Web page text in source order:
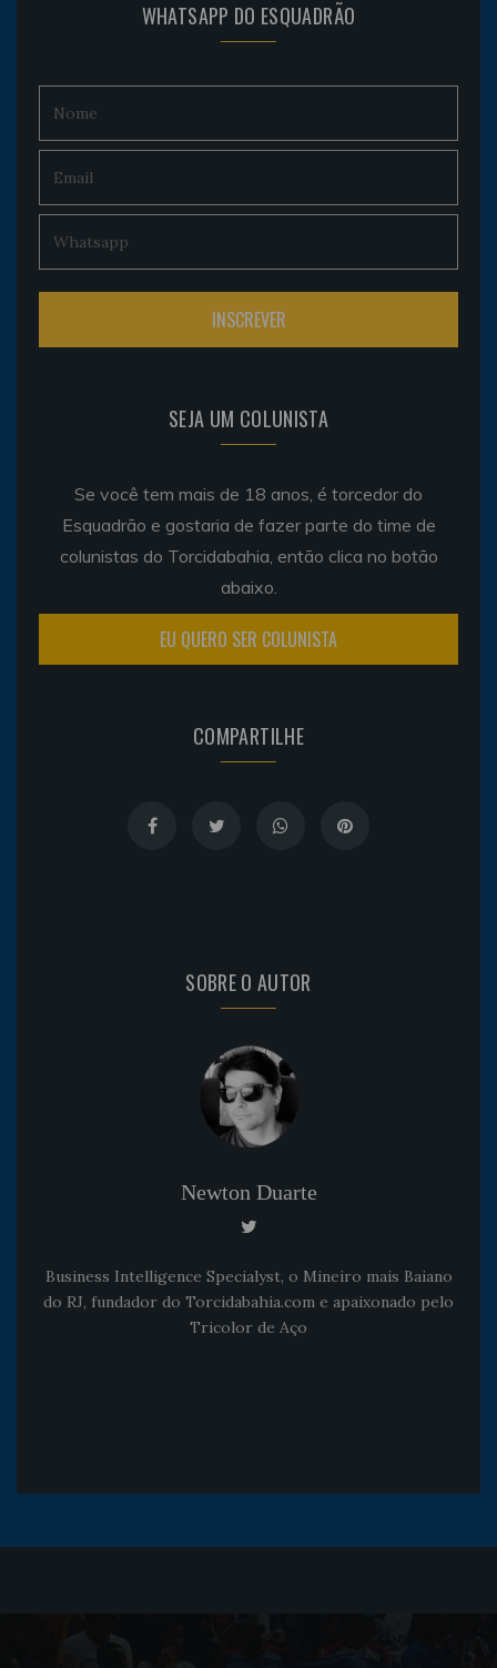
WHATSAPP DO ESQUADRÃO
SEJA UM COLUNISTA
Se você tem mais de 18 anos, é torcedor do
Esquadrão e gostaria de fazer parte do time de
colunistas do Torcidabahia, então clica no botão
abaixo.
EU QUERO SER COLUNISTA
COMPARTILHE
SOBRE O AUTOR
Newton Duarte
Business Intelligence Specialyst, o Mineiro mais Baiano
do RJ, fundador do Torcidabahia.com e apaixonado pelo
Tricolor de Aço